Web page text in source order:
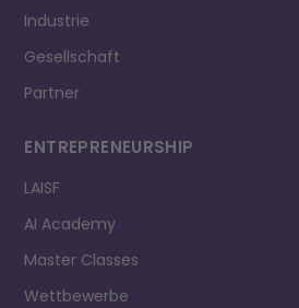
Industrie
Gesellschaft
Partner
ENTREPRE­NEURSHIP
LAISF
AI Academy
Master Classes
Wettbewerbe